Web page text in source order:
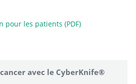
pour les patients (PDF)
avec le CyberKnife®